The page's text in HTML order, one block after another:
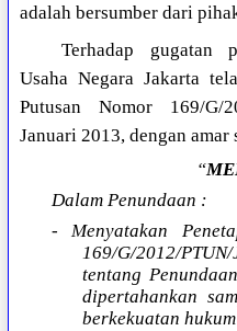
adalah bersumber dari
Terhadap gugatan
Usaha Negara Jakarta
Putusan Nomor 169/G/
Januari 2013, dengan
“
Dalam Penundaan :
- Menyatakan
169/G/2012/
tentang
dipertahankan
berkekuatan